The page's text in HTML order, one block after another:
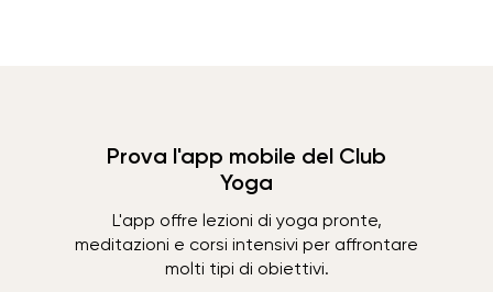
Prova l'app mobile del Club
Yoga
L'app offre lezioni di yoga pronte,
meditazioni e corsi intensivi per affrontare
molti tipi di obiettivi.